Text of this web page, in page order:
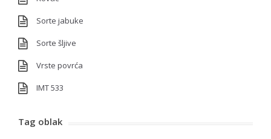
Sorte jabuke
Sorte šljive
Vrste povrća
IMT 533
Tag oblak